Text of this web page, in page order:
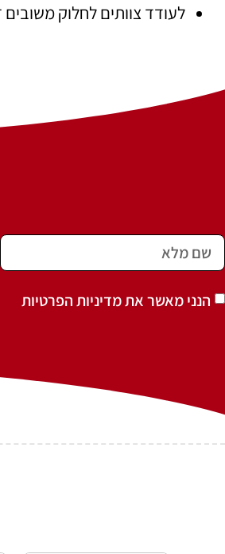
לעודד צוותים לחלוק
הנני מאשר את מדיניות הפרטיות